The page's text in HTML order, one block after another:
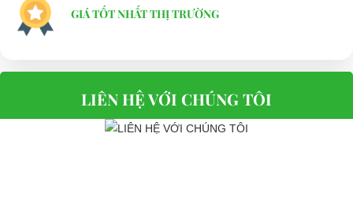
⇒ Xem thêm:Bạn nên chọn mua Xe điện sân golf chất lượng giá
tốt ở đâu?
LIÊN HỆ CÔNG TY:Công ty TNHH TM DV XNK
GIÁ TỐT NHẤT THỊ TRƯỜNG
LIÊN HỆ VỚI CHÚNG TÔI